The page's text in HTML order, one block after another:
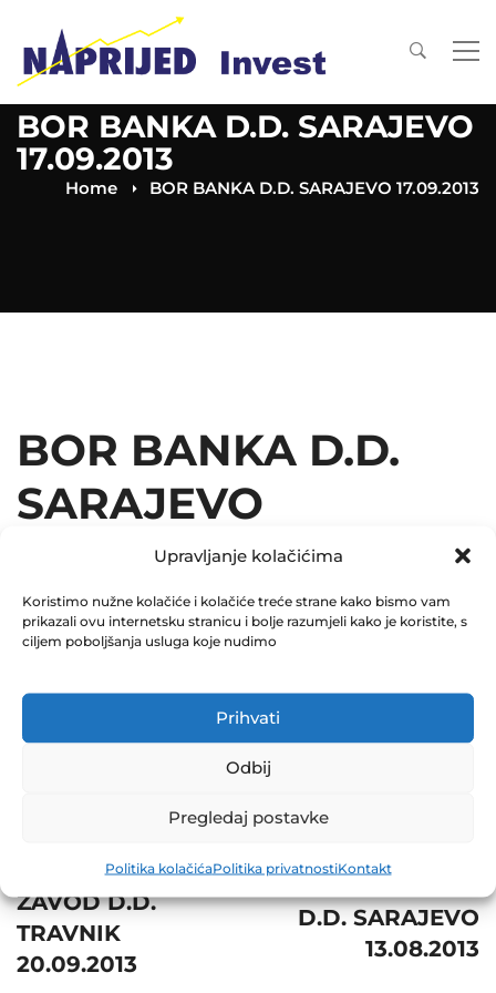
Upravljanje kolačićima
Koristimo nužne kolačiće i kolačiće treće strane kako bismo vam
prikazali ovu internetsku stranicu i bolje razumjeli kako je koristite, s
ciljem poboljšanja usluga koje nudimo
Prihvati
Odbij
Pregledaj postavke
Politika kolačićaPolitika privatnostiKontakt
BOR BANKA D.D. SARAJEVO
17.09.2013
Home BOR BANKA D.D. SARAJEVO 17.09.2013
BOR BANKA D.D.
SARAJEVO
17.09.2013
December 31, 2013
0 Comments
navigation
REMONTNI
ZAVOD D.D.
TRAVNIK
20.09.2013
D.D. SARAJEVO
13.08.2013